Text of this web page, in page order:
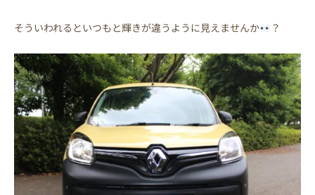
そういわれるといつもと輝きが違うように見えませんか ？